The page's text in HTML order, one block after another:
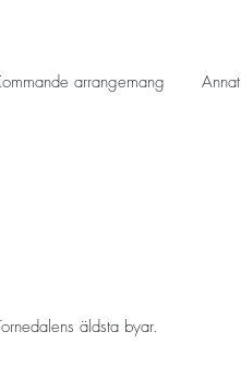
arrangemang Annat
äldsta byar.